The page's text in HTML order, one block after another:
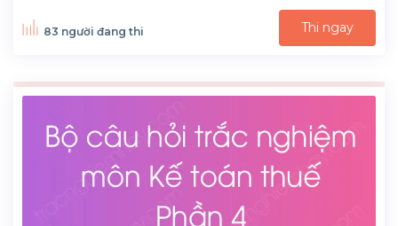
83 người đang thi Thi ngay